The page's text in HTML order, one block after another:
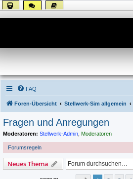
FAQ
Foren-Übersicht Stellwerk-Sim allgemein
Fragen und Anregungen
Moderatoren: Stellwerk-Admin Moderatoren
Forumsregeln
Neues Thema